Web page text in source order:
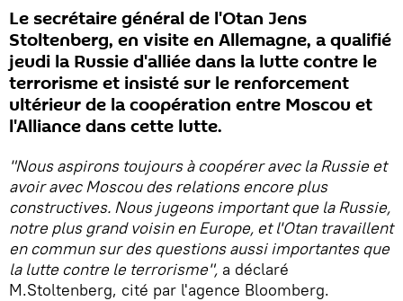
Le secrétaire général de l'Otan Jens
Stoltenberg, en visite en Allemagne, a qualifié
jeudi la Russie d'alliée dans la lutte contre le
terrorisme et insisté sur le renforcement
ultérieur de la coopération entre Moscou et
l'Alliance dans cette lutte.
"Nous aspirons toujours à coopérer avec la Russie et
avoir avec Moscou des relations encore plus
constructives. Nous jugeons important que la Russie,
notre plus grand voisin en Europe, et l'Otan travaillent
en commun sur des questions aussi importantes que
la lutte contre le terrorisme", a déclaré
M.Stoltenberg, cité par l'agence Bloomberg.